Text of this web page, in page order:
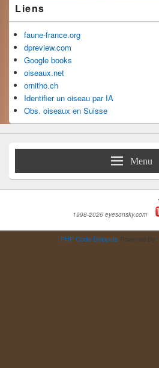
Liens
faune-france.org
dpreview.com
Google books
oiseaux.net
ornitho.ch
Identifier un oiseau par IA
Obs. oiseaux en Suisse
Menu
1998-2026 eyesonsky.com
PHP Code Snippets Powered By :